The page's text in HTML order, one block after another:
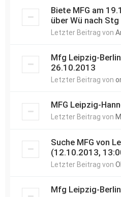
Biete MFG am
über Wü nach Stg
Letzter Beitrag von
Mfg Leipzig-
26.10.2013
Letzter Beitrag von
MFG Leipzig-
Letzter Beitrag von
Suche MFG von
(12.10.2013,
Letzter Beitrag von
Mfg Leipzig-